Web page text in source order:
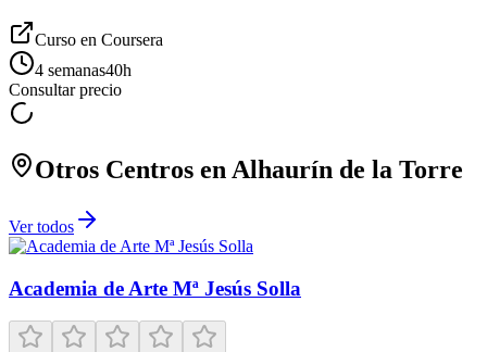
Curso en Coursera
4 semanas40h
Consultar precio
Otros Centros en Alhaurín de la Torre
Ver todos
Academia de Arte Mª Jesús Solla